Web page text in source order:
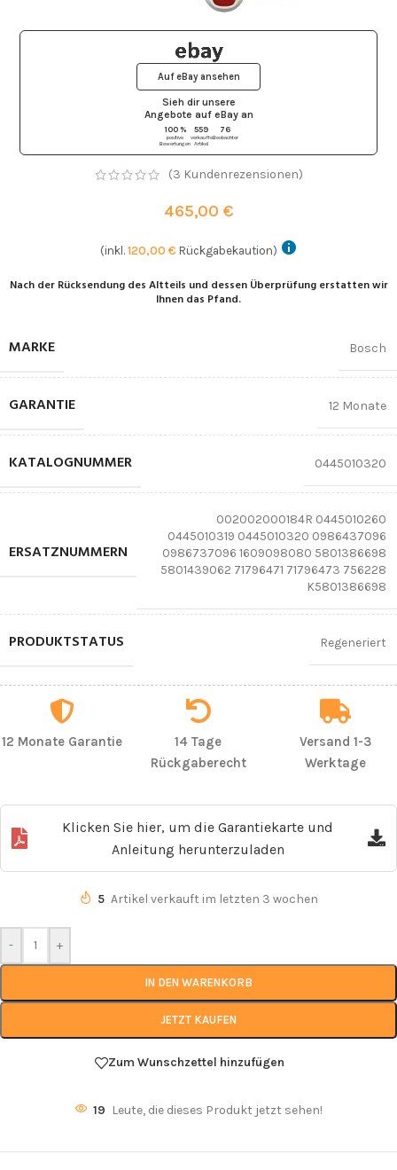
Sieh dir unsere
Angebote auf eBayan
100 %
positive
Bewertungen
559
verkaufte
Artikel
76
Beobachter
Auf eBay ansehen
(3 Kundenrezensionen)
465,00 €
(inkl. 120,00 € Rückgabekaution)
Nach der Rücksendung des Altteils und dessen Überprüfung erstatten wir
Ihnen das Pfand.
MARKE Bosch
GARANTIE 12 Monate
KATALOGNUMMER 0445010320
ERSATZNUMMERN
002002000184R 0445010260
0445010319 0445010320 0986437096
0986737096 1609098080 5801386698
5801439062 71796471 71796473 756228
K5801386698
PRODUKTSTATUS Regeneriert
12 Monate Garantie
14 Tage
Rückgaberecht
Versand 1-3
Werktage
Klicken Sie hier, um die Garantiekarte und
Anleitung herunterzuladen
5 Artikel verkauft im letzten 3 wochen
- +
IN DEN WARENKORB
JETZT KAUFEN
Zum Wunschzettel hinzufügen
19 Leute, die dieses Produkt jetzt sehen!